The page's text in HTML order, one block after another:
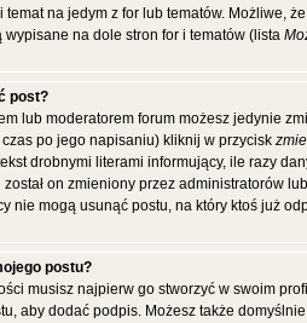
na jedym z for lub tematów. Możliwe,
na dole stron for i tematów (lista
post?
lub moderatorem forum możesz jedynie
po jego napisaniu) kliknij w przycisk
drobnymi literami informujący, ile razy
on zmieniony przez administratorów
nie mogą usunąć postu, na który ktoś już
postu?
musisz najpierw go stworzyć w swoim
aby dodać podpis. Możesz także